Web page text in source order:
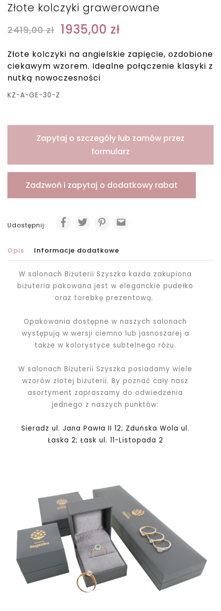
Złote kolczyki grawerowane
2419,00zł 1935,00 zł
Złote kolczyki na angielskie zapięcie, ozdobione
ciekawym wzorem. Idealne połączenie klasyki z
nutką nowoczesności
KZ-A-GE-30-Z
Zapytaj o szczegóły lub zamów przez
formularz
Zadzwoń i zapytaj o dodatkowy rabat
Udostępnij:
Opis Informacje dodatkowe
W salonach Biżuterii Szyszka każda zakupiona
biżuteria pakowana jestw eleganckie pudełko
oraz torebkę prezentową.
Opakowania dostępne w naszych salonach
występują w wersji ciemno lub jasnoszarej a
także w kolorystyce subtelnego różu.
W salonach Biżuterii Szyszka posiadamy wiele
wzorów złotej biżuterii. By poznać cały nasz
asortyment zapraszamy do odwiedzenia
jednego z naszych punktów:
Sieradz ul. Jana Pawła II 12; Zduńska Wola ul.
Łaska 2; Łask ul. 11-Listopada 2